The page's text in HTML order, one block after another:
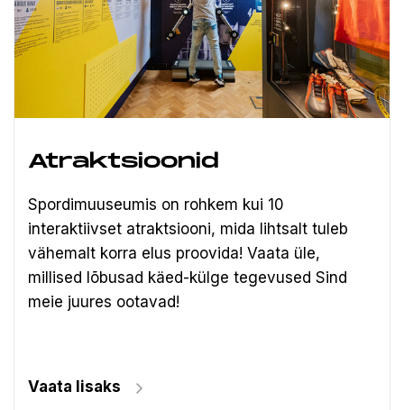
Atraktsioonid
Spordimuuseumis on rohkem kui 10
interaktiivset atraktsiooni, mida lihtsalt tuleb
vähemalt korra elus proovida! Vaata üle,
millised lõbusad käed-külge tegevused Sind
meie juures ootavad!
Vaata lisaks